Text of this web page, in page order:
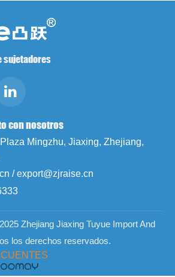
sujetadores
con nosotros
Mingzhu, Jiaxing, Zhejiang,
/ export@zjraise.cn
Zhejiang Jiaxing Tuyue Import And
los derechos reservados.